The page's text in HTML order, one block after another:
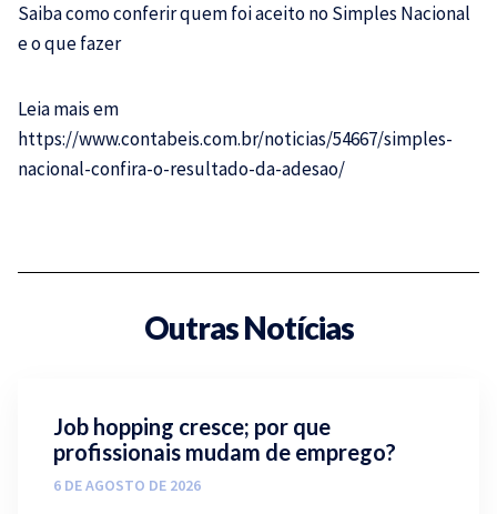
Saiba como conferir quem foi aceito noSimples Nacional
e o que fazer
Leia mais em
https://www.contabeis.com.br/noticias/54667/simples-
nacional-confira-o-resultado-da-adesao/
Outras Notícias
Job hopping cresce; por que
profissionais mudam de emprego?
6 DE AGOSTO DE 2026